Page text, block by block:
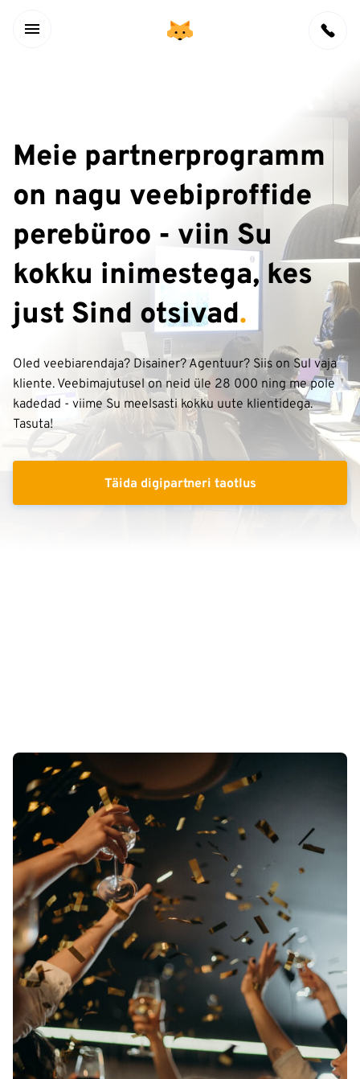
Meie partnerprogramm
on nagu veebiproffide
perebüroo - viin Su
kokku inimestega, kes
just Sind otsivad.
Oled veebiarendaja? Disainer? Agentuur? Siis on Sul vaja
kliente. Veebimajutusel on neid üle 28 000 ning me pole
kadedad - viime Su meelsasti kokku uute klientidega.
Tasuta!
Täida digipartneri taotlus